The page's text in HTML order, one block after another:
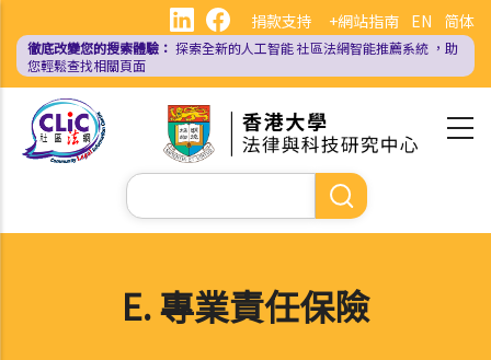
內
EN 简体
捐款支持 +網站指南
徹底改變您的搜索體驗： 探索全新的人工智能社區法網智能推薦系統 ，助
您輕鬆查找相關頁面
Search
E. 專業責任保險